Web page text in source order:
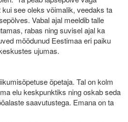
see oleks võimalik, veedaks ta
Vabal ajal meeldib talle
rabas ning suvisel ajal ka
möödunud Eestimaa eri paiku
ujumas.
õpetaja. Tal on kolm
elu keskpunktiks ning oskab seda
saavutustega. Emana on ta